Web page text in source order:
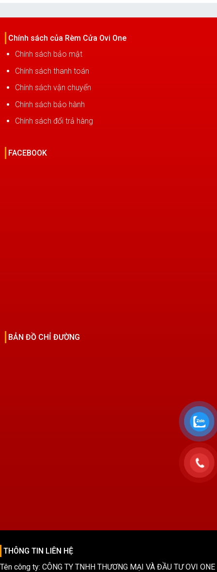
Chính sách của Rèm Cửa Ovi One
Chính sách bảo mật
Chính sách thanh toán
Chính sách vận chuyển
Chính sách bảo hành
Chính sách đổi trả hàng
FACEBOOK
BẢN ĐỒ CHỈ ĐƯỜNG
THÔNG TIN LIÊN HỆ
Tên công ty: CÔNG TY TNHH THƯƠNG MẠI VÀ ĐẦU TƯ OVI ONE